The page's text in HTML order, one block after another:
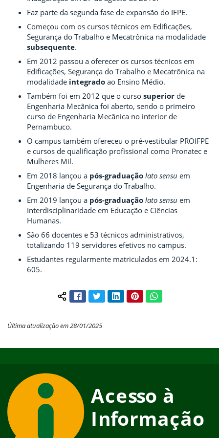
Faz parte da segunda fase de expansão do IFPE.
Começou com os cursos técnicos em Edificações,
Segurança do Trabalho e Mecatrônica na modalidade
subsequente.
Em 2012 passou a oferecer os cursos técnicos em
Edificações, Segurança do Trabalho e Mecatrônica na
modalidade integrado ao Ensino Médio.
Também foi em 2012 que o curso superior de
Engenharia Mecânica foi aberto, sendo o primeiro
curso de Engenharia Mecânica no interior de
Pernambuco.
O campus também ofereceu o pré-vestibular PROIFPE
e cursos de qualificação profissional como Pronatec e
Mulheres Mil.
Em 2018 lançou a pós-graduação lato sensu em
Engenharia de Segurança do Trabalho.
Em 2019 lançou a pós-graduação lato sensu em
Interdisciplinaridade em Educação e Ciências
Humanas.
São 66 docentes e 53 técnicos administrativos,
totalizando 119 servidores efetivos no campus.
Estudantes regularmente matriculados em 2024.1:
605.
Compartilhar conteúdo:
FacebookTwitterLinkedInPinterestWhatsApp
Última atualização em 28/01/2025